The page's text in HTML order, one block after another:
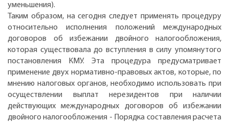
уменьшения).
Таким образом, на сегодня следует применять процедуру
относительно исполнения положений международных
договоров об избежании двойного налогообложения,
которая существовала до вступления в силу упомянутого
постановления КМУ. Эта процедура предусматривает
применение двух нормативно-правовых актов, которые, по
мнению налоговых органов, необходимо использовать при
осуществлении выплат нерезидентов при наличии
действующих международных договоров об избежании
двойного налогообложения - Порядка составления расчета